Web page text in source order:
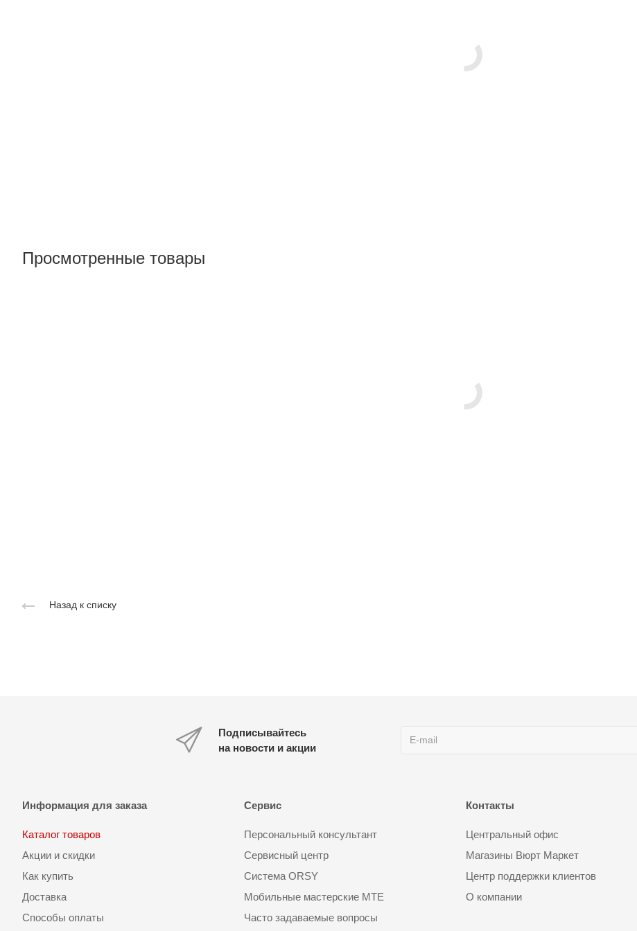
Просмотренные товары
Назад к списку
Подписывайтесь
на новости и акции
Информация для заказа
Каталог товаров
Акции и скидки
Как купить
Доставка
Способы оплаты
Сервис
Персональный консультант
Сервисный центр
Система ORSY
Мобильные мастерские MTE
Часто задаваемые вопросы
Контакты
Центральный офис
Магазины Вюрт Маркет
Центр поддержки клиентов
О компании